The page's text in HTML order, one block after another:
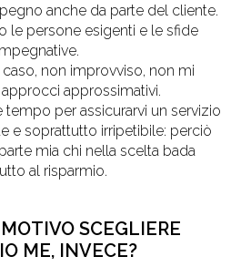
anche da parte del cliente.
le persone esigenti e le sfide
non improvviso, non mi
approssimativi.
per assicurarvi un servizio
e soprattutto irripetibile: perciò
mia chi nella scelta bada
al risparmio.
SCEGLIERE
ME, INVECE?